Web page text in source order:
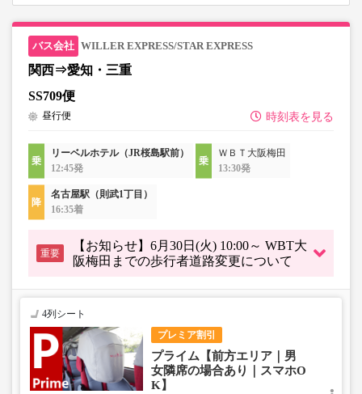
WILLER EXPRESS/STAR EXPRESS
関西⇒愛知・三重
SS709便
時刻表を見る
昼行便
リーベルホテル（JR桜島駅前）
12:45発
ＷＢＴ大阪梅田
13:30発
名古屋駅（則武1丁目）
16:35着
重要
【お知らせ】6月30日(火) 10:00～ WBT大
阪梅田までの歩行者道路変更について
プレミア割引
4列シート
プライム【前方エリア｜男
女隣席の場合あり｜スマホO
K】